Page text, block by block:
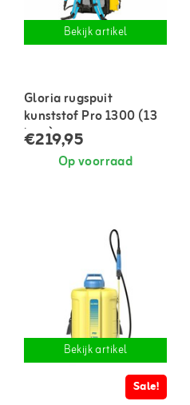
Bekijk artikel
Gloria rugspuit
kunststof Pro 1300 (13
liter)
€219,95
Op voorraad
Bekijk artikel
Sale!